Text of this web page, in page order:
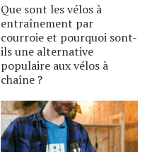
Que sont les vélos à
entraînement par
courroie et pourquoi sont-
ils une alternative
populaire aux vélos à
chaîne ?